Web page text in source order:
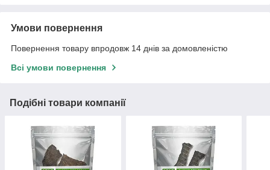
Умови повернення
Повернення товару впродовж 14 днів за домовленістю
Всі умови повернення
Подібні товари компанії